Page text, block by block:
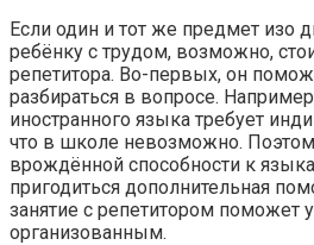
Если один и тот же предмет изо
ребёнку с трудом, возможно,
репетитора. Во-первых, он
разбираться в вопросе.
иностранного языка требует
что в школе невозможно.
врождённой способности к
пригодиться дополнительная
занятие с репетитором поможет
организованным.